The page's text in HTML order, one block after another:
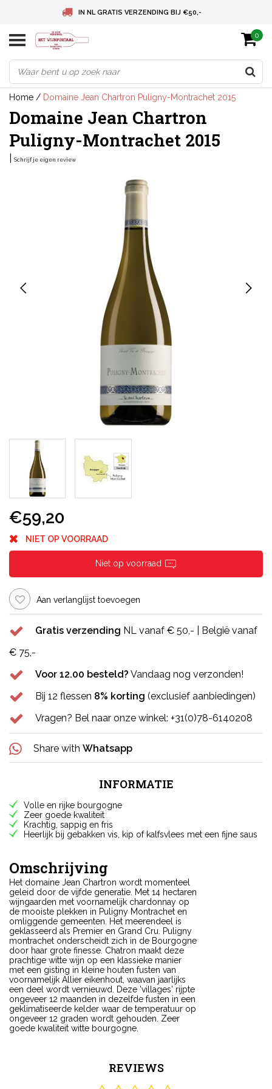
IN NL GRATIS VERZENDING BIJ €50,-
BELGIE GRATIS VERZENDING BIJ € 75
DEUTSCHLAND VERSANDKOSTENFREI AB € 75
0
Home / Domaine Jean Chartron Puligny-Montrachet 2015
Domaine Jean Chartron
Puligny-Montrachet 2015
Schrijf je eigen review
€59,20
NIET OP VOORRAAD
Niet op voorraad
Aan verlanglijst toevoegen
Gratis verzending NL vanaf € 50,- | België vanaf
€ 75,-
Voor 12.00 besteld? Vandaag nog verzonden!
Bij 12 flessen 8% korting (exclusief aanbiedingen)
Vragen? Bel naar onze winkel: +31(0)78-6140208
Share with Whatsapp
INFORMATIE
Volle en rijke bourgogne
Zeer goede kwaliteit
Krachtig, sappig en fris
Heerlijk bij gebakken vis, kip of kalfsvlees met een fijne saus
Omschrijving
Het domaine Jean Chartron wordt momenteel
geleid door de vijfde generatie. Met 14 hectaren
wijngaarden met voornamelijk chardonnay op
de mooiste plekken in Puligny Montrachet en
omliggende gemeenten. Het meerendeel is
geklasseerd als Premier en Grand Cru. Puligny
montrachet onderscheidt zich in de Bourgogne
door haar grote finesse. Chatron maakt deze
prachtige witte wijn op een klassieke manier
met een gisting in kleine houten fusten van
voornamelijk Allier eikenhout, waavan jaarlijks
een deel wordt vernieuwd. Deze 'villages' rijpte
ongeveer 12 maanden in dezelfde fusten in een
geklimatiseerde kelder waar de temperatuur op
ongeveer 12 graden wordt gehouden. Zeer
goede kwaliteit witte bourgogne.
REVIEWS